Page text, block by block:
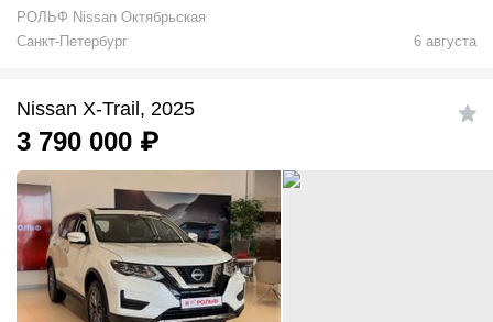
РОЛЬФ Nissan Октябрьская
Санкт-Петербург
6 августа
Nissan X-Trail, 2025
3 790 000 ₽